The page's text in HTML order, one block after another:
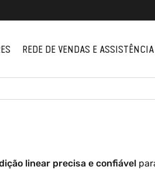
REDE DE VENDAS E ASSISTÊNCIA
linear precisa e confiável